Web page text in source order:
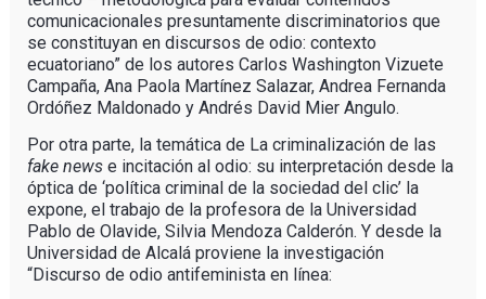
comunicacionales presuntamente discriminatorios que
se constituyan en discursos de odio: contexto
ecuatoriano” de los autores Carlos Washington Vizuete
Campaña, Ana Paola Martínez Salazar, Andrea Fernanda
Ordóñez Maldonado y Andrés David Mier Angulo.
Por otra parte, la temática de La criminalización de las
fake newse incitación al odio: su interpretación desde la
óptica de ‘política criminal de la sociedad del clic’ la
expone, el trabajo de la profesora de la Universidad
Pablo de Olavide, Silvia Mendoza Calderón. Y desde la
Universidad de Alcalá proviene la investigación
“Discurso de odio antifeminista en línea: